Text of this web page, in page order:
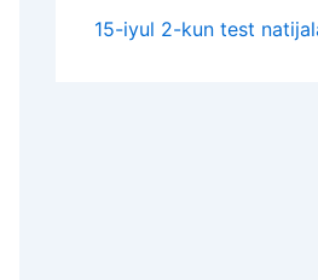
15-iyul 2-kun test